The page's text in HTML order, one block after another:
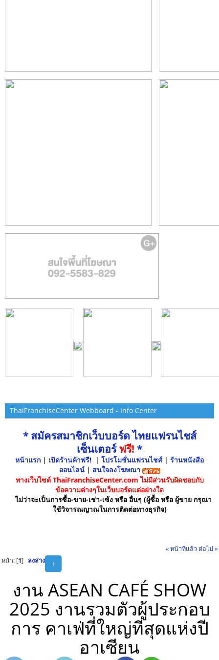
ThaiFranchiseCenter Webboard - Info Center
* สมัครสมาชิกเว็บบอร์ด ไทยแฟรนไชส์
เซ็นเตอร์ฟรี! *
หน้าแรก | เปิดร้านค้าฟรี! | โปรโมชั่นแฟรนไชส์ | ร้านหนังสือ
ออนไลน์ | สนใจลงโฆษณา
ทางเว็บไซต์ ThaiFranchiseCenter.com ไม่มีส่วนรับผิดชอบกับ
ข้อความต่างๆในเว็บบอร์ดแต่อย่างใด
ไม่ว่าจะเป็นการซื้อ-ขาย-เช่า-เซ้ง หรือ อื่นๆ (ผู้ซื้อ หรือ ผู้ขาย กรุณา
ใช้วิจารณญาณในการติดต่อทางธุรกิจ)
« หน้าที่แล้ว ต่อไป »
+
หน้า: [1] ลงล่าง
งาน ASEAN CAFÉ SHOW
2025 งานรวมตัวผู้ประกอบ
การ คาเฟ่ที่ใหญ่ที่สุดแห่งปี
อาเซียน